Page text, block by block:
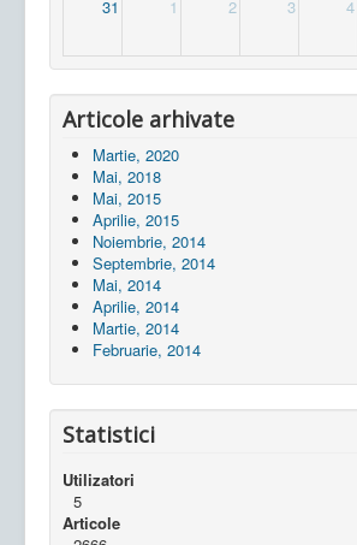
31 1 2 3 4
Articole arhivate
Martie, 2020
Mai, 2018
Mai, 2015
Aprilie, 2015
Noiembrie, 2014
Septembrie, 2014
Mai, 2014
Aprilie, 2014
Martie, 2014
Februarie, 2014
Statistici
Utilizatori
5
Articole